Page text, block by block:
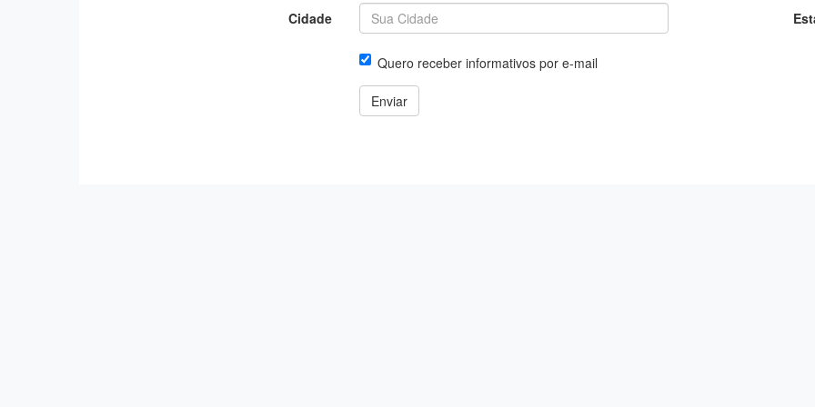
Cidade
Quero receber informativos por e-mail
Enviar